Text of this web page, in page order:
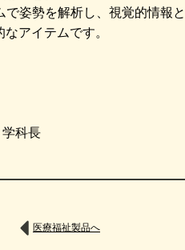
姿勢を解析し、視覚的情報
アイテムです。
科長
医療福祉製品へ